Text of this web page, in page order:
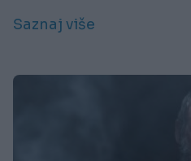
Saznaj više